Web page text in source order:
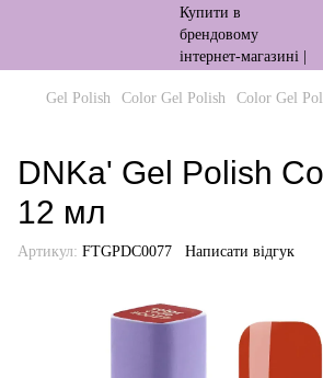
Gel Polish Color Gel Polish Color Gel
DNKa' Gel Polish
12 мл
Артикул: FTGPDC0077 Написати відгук